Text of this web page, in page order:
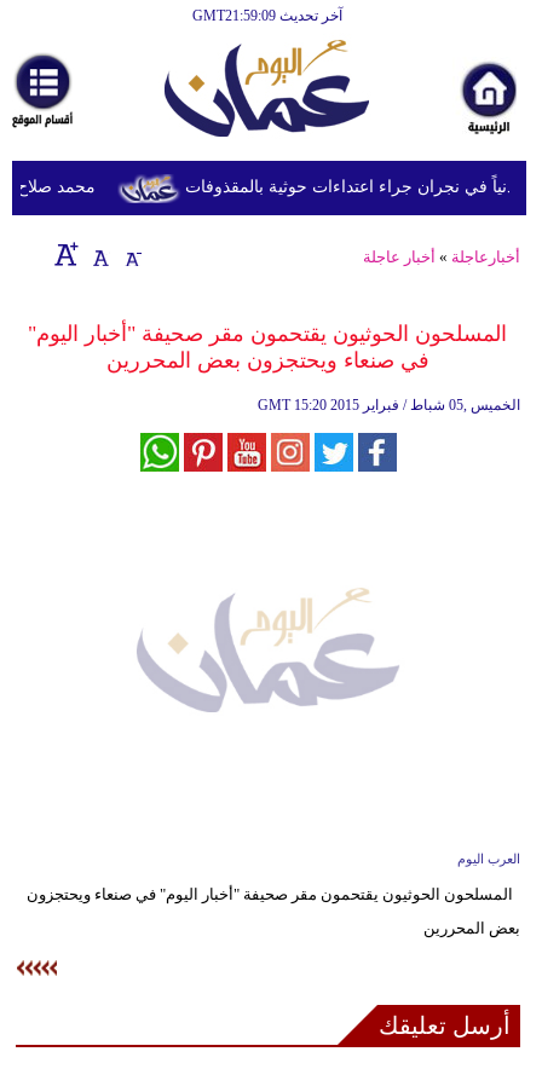
آخر تحديث GMT21:59:09
أخبارعاجلة
رياضة
ثقافة
إقتصاد
وموسيقى
وتكنولوجيا
بيئة
محمد صلاح يصل
أخبارعاجلة » أخبار عاجلة
المسلحون الحوثيون يقتحمون مقر صحيفة "أخبار اليوم"
في صنعاء ويحتجزون بعض المحررين
GMT 15:20 2015 الخميس ,05 شباط / فبراير
العرب اليوم
المسلحون الحوثيون يقتحمون مقر صحيفة "أخبار اليوم" في صنعاء ويحتجزون
بعض المحررين
أرسل تعليقك